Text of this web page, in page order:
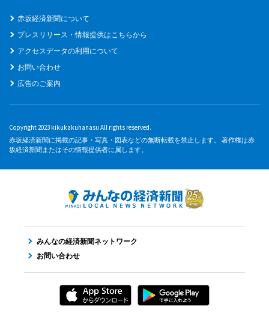
赤坂経済新聞について
プレスリリース・情報提供はこちらから
アクセスデータの利用について
お問い合わせ
広告のご案内
Copyright 2023 kikukakuhanasu All rights reserved.
赤坂経済新聞に掲載の記事・写真・図表などの無断転載を禁止します。 著作権は赤
坂経済新聞またはその情報提供者に属します。
みんなの経済新聞ネットワーク
お問い合わせ